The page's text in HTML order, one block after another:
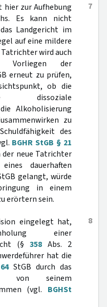
7
zur Aufhebung
Es kann nicht
Landgericht im
auf eine mildere
wird auch
Vorliegen der
erneut zu prüfen,
ob die
dissoziale
Alkoholisierung
zu
des
BGHR StGB § 21
der neue Tatrichter
dauerhaften
gelangt, würde
in einem
erörtern sein.
8
eingelegt hat,
einer
(§ 358 Abs. 2
hat die
64StGB durch das
von seinem
(vgl. BGHSt